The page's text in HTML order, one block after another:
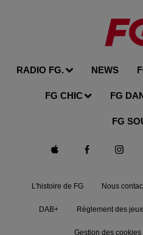
RADIO FG. NEWS
FG CHIC FG
FG
L'histoire de FG Nous
DAB+ Règlement des jeux
Gestion des cookies